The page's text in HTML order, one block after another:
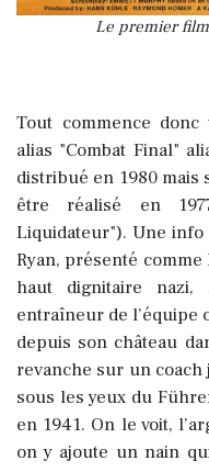
Le premier
Tout commence donc
alias "Combat Final"
distribué en 1980
être réalisé en
Liquidateur"). Une info
Ryan, présenté
haut dignitaire
entraîneur de l’équipe
depuis son château
revanche sur un coach
sous les yeux du
en 1941. On le voit,
on y ajoute un nain